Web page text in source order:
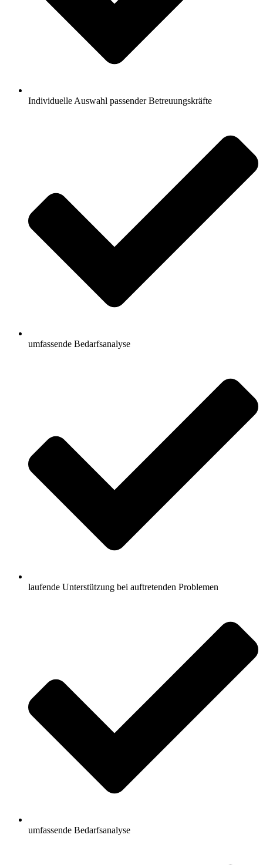
Individuelle Auswahl passender Betreuungskräfte
umfassende Bedarfsanalyse
laufende Unterstützung bei auftretenden Problemen
umfassende Bedarfsanalyse